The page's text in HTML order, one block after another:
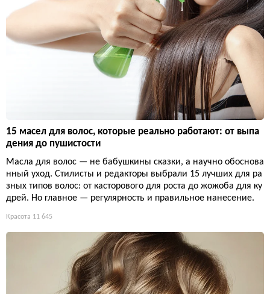
15 масел для волос, которые реально работают: от выпа
дения до пушистости
Масла для волос — не бабушкины сказки, а научно обоснова
нный уход. Стилисты и редакторы выбрали 15 лучших для ра
зных типов волос: от касторового для роста до жожоба для ку
дрей. Но главное — регулярность и правильное нанесение.
Красота 11 645